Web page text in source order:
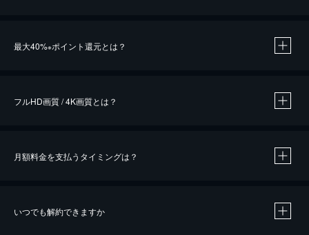
最大40%※ポイント還元とは？
※40％ポイント還元の対象は、クレジットカード決済による作品の購入 / レンタルです。
フルHD画質 / 4K画質とは？
月額料金を支払うタイミングは？
いつでも解約できますか